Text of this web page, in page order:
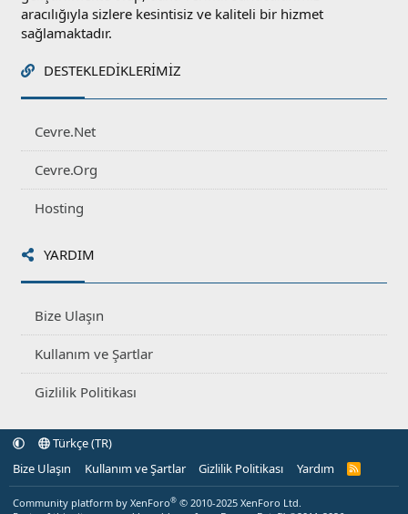
aracılığıyla sizlere kesintisiz ve kaliteli bir hizmet
sağlamaktadır.
DESTEKLEDIKLERIMIZ
Cevre.Net
Cevre.Org
Hosting
YARDIM
Bize Ulaşın
Kullanım ve Şartlar
Gizlilik Politikası
Türkçe (TR)
Bize Ulaşın
Kullanım ve Şartlar Gizlilik Politikası Yardım
R
Community platform by XenForo® © 2010-2025 XenForo Ltd.